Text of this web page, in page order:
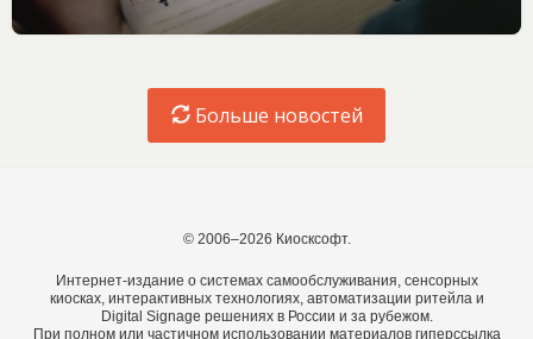
Больше новостей
© 2006–2026 Киосксофт.
Интернет-издание о системах самообслуживания, сенсорных
киосках, интерактивных технологиях, автоматизации ритейла и
Digital Signage решениях в России и за рубежом.
При полном или частичном использовании материалов гиперссылка